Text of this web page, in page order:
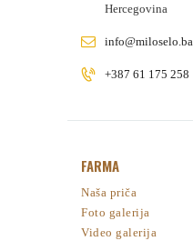
Hercegovina
info@miloselo.ba
+387 61 175 258
FARMA
Naša priča
Foto galerija
Video galerija